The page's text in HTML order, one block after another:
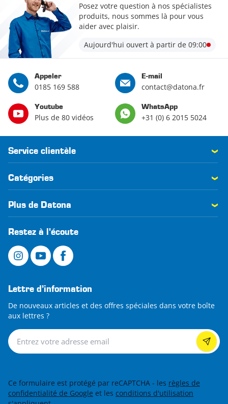
Posez votre question à nos spécialistes
produits, nous sommes là pour vous
aider avec plaisir.
Aujourd'hui ouvert à partir de 09:00
Appeler
0185 169 588
E-mail
contact@datona.fr
Youtube
Plus de 80 vidéos
WhatsApp
+31 (0) 6 2015 5024
Service clientèle
Catégories
Plus de Datona
Restez à l'écoute
Lettre d’information
De nouveaux articles et des offres spéciales dans votre boîte
aux lettres ?
Lettre d’information
Ce formulaire est protégé par reCAPTCHA - les règles de
confidentialité de Google et les conditions d'utilisation